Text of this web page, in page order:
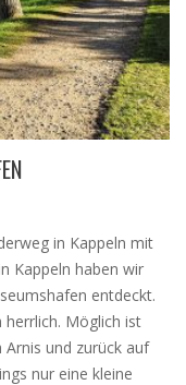
in Kappeln mit
Kappeln haben wir
entdeckt.
herrlich. Möglich ist
Arnis und zurück auf
nur eine kleine